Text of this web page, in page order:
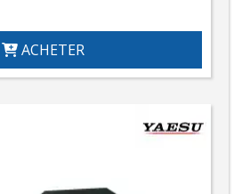
ACHETER